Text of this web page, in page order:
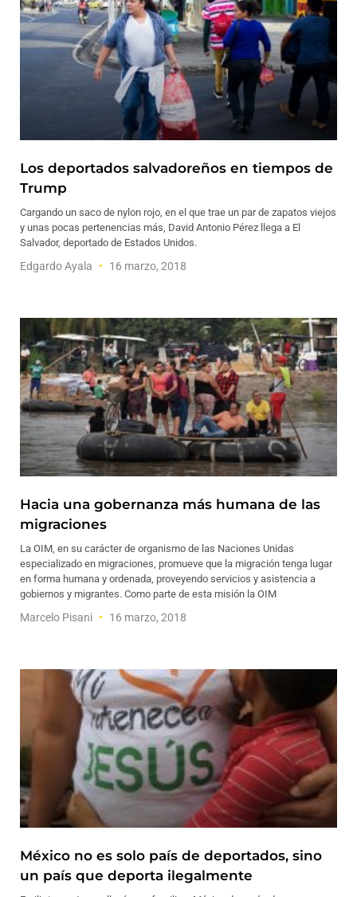
Los deportados salvadoreños en tiempos de
Trump
Cargando un saco de nylon rojo, en el que trae un par de zapatos viejos
y unas pocas pertenencias más, David Antonio Pérez llega a El
Salvador, deportado de Estados Unidos.
Edgardo Ayala 16 marzo, 2018
Hacia una gobernanza más humana de las
migraciones
La OIM, en su carácter de organismo de las Naciones Unidas
especializado en migraciones, promueve que la migración tenga lugar
en forma humana y ordenada, proveyendo servicios y asistencia a
gobiernos y migrantes. Como parte de esta misión la OIM
Marcelo Pisani 16 marzo, 2018
México no es solo país de deportados, sino
un país que deporta ilegalmente